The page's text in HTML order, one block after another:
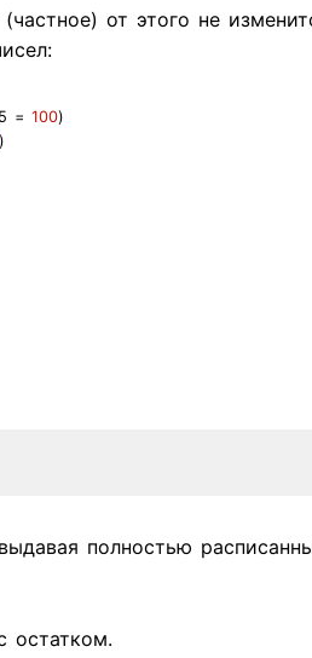
от этого не
= 100)
полностью
остатком.